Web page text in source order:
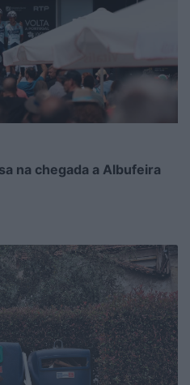
na chegada a Albufeira